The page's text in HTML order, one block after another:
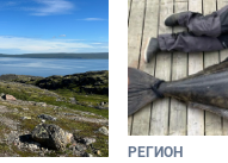
РЕГИОН